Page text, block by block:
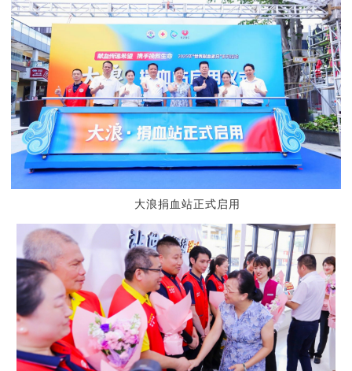
大浪捐血站正式启用